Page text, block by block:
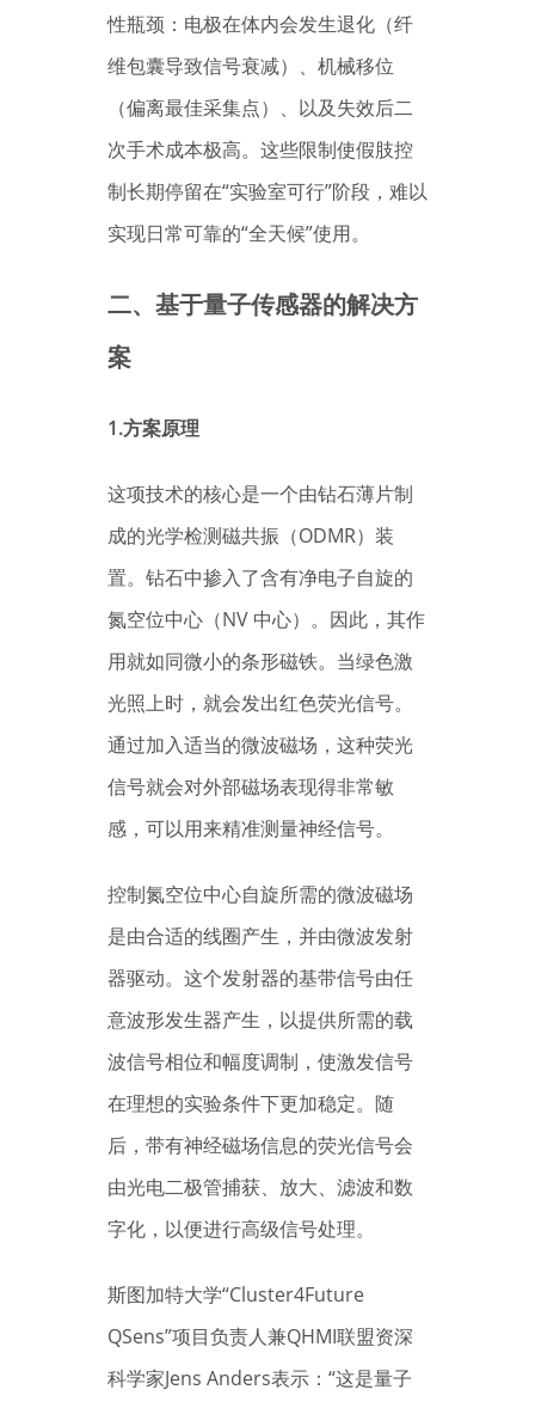
性瓶颈：电极在体内会发生退化（纤
维包囊导致信号衰减）、机械移位
（偏离最佳采集点）、以及失效后二
次手术成本极高。这些限制使假肢控
制长期停留在“实验室可行”阶段，难以
实现日常可靠的“全天候”使用。
二、基于量子传感器的解决方
案
1.方案原理
这项技术的核心是一个由钻石薄片制
成的光学检测磁共振（ODMR）装
置。钻石中掺入了含有净电子自旋的
氮空位中心（NV 中心）。因此，其作
用就如同微小的条形磁铁。当绿色激
光照上时，就会发出红色荧光信号。
通过加入适当的微波磁场，这种荧光
信号就会对外部磁场表现得非常敏
感，可以用来精准测量神经信号。
控制氮空位中心自旋所需的微波磁场
是由合适的线圈产生，并由微波发射
器驱动。这个发射器的基带信号由任
意波形发生器产生，以提供所需的载
波信号相位和幅度调制，使激发信号
在理想的实验条件下更加稳定。随
后，带有神经磁场信息的荧光信号会
由光电二极管捕获、放大、滤波和数
字化，以便进行高级信号处理。
斯图加特大学“Cluster4Future
QSens”项目负责人兼QHMI联盟资深
科学家Jens Anders表示：“这是量子